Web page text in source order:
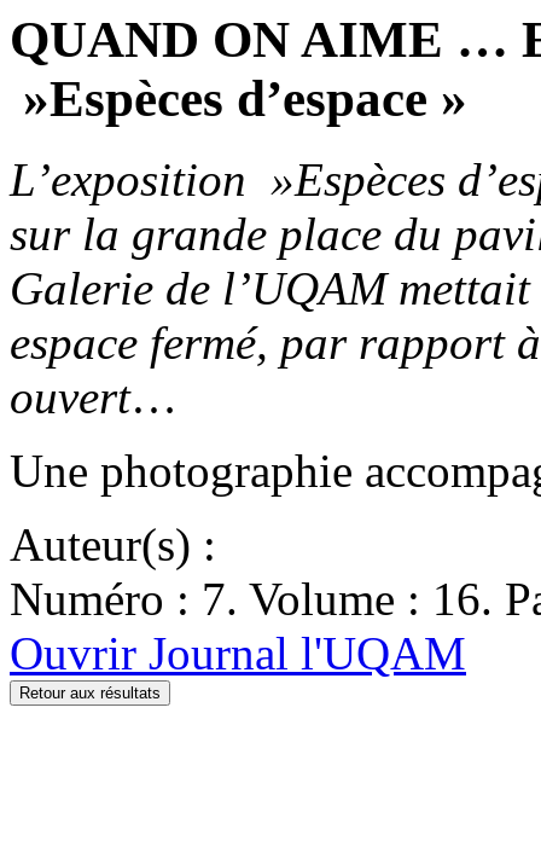
QUAND ON AIME …
»Espèces d’espace »
L’exposition »Espèces
sur la grande place du
Galerie de l’UQAM
espace fermé, par rapport
ouvert…
Une photographie
Auteur(s) :
Numéro : 7. Volume : 16.
Ouvrir Journal l'UQAM
Retour aux résultats